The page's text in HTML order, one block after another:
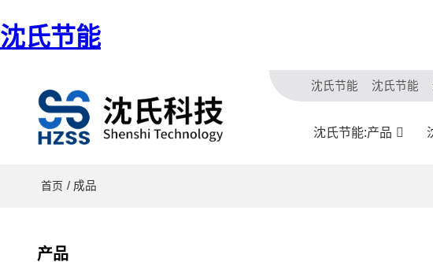
沈氏节能
沈氏节能 沈氏节能
沈氏节能:产品
首页 / 成品
产品